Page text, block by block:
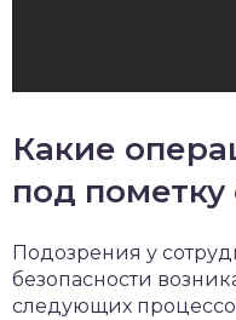
Какие
под
Подозрения у
безопасности
следующих